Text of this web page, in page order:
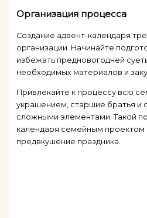
Организация процесса
Создание адвент-календаря
организации. Начинайте
избежать предновогодней
необходимых материалов и
Привлекайте к процессу всю
украшением, старшие братья и
сложными элементами. Такой
календаря семейным проектом
предвкушение праздника.